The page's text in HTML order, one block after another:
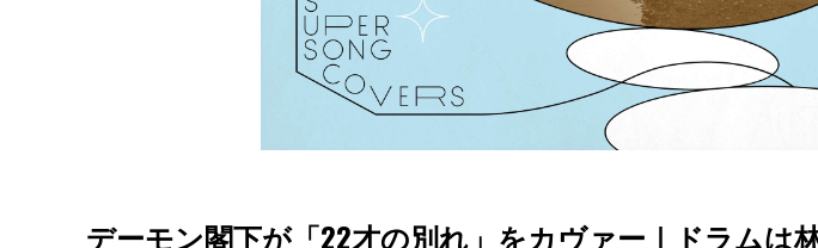
デーモン閣下が「22才の別れ」をカヴァー｜ドラムは